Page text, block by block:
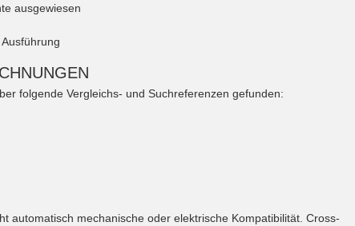
ausgewiesen
folgende Vergleichs- und Suchreferenzen gefunden:
automatisch mechanische oder elektrische Kompatibilität. Cross-